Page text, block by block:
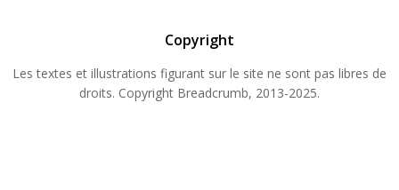
Copyright
Les textes et illustrations figurant sur le site ne sont pas libres de
droits. Copyright Breadcrumb, 2013-2025.